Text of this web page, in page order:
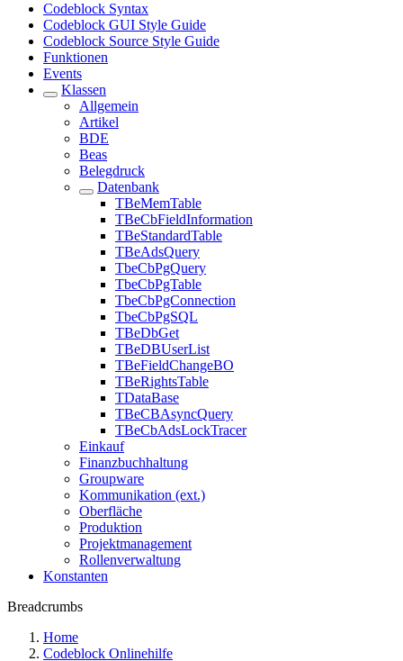
Codeblock Syntax
Codeblock GUI Style Guide
Codeblock Source Style Guide
Funktionen
Events
Klassen
Allgemein
Artikel
BDE
Beas
Belegdruck
Datenbank
TBeMemTable
TBeCbFieldInformation
TBeStandardTable
TBeAdsQuery
TbeCbPgQuery
TbeCbPgTable
TbeCbPgConnection
TbeCbPgSQL
TBeDbGet
TBeDBUserList
TBeFieldChangeBO
TBeRightsTable
TDataBase
TBeCBAsyncQuery
TBeCbAdsLockTracer
Einkauf
Finanzbuchhaltung
Groupware
Kommunikation (ext.)
Oberfläche
Produktion
Projektmanagement
Rollenverwaltung
Konstanten
Breadcrumbs
Home
Codeblock Onlinehilfe